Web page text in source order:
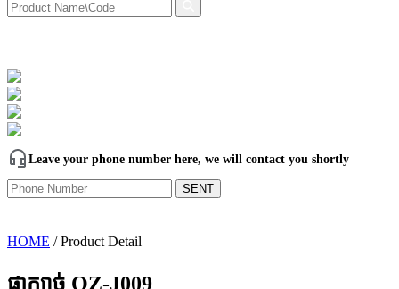
Leave your phone number here, we will contact you shortly
SENT
HOME / Product Detail
ផ្កាក្បាច់​ OZ-J009